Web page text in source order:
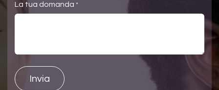
La tua domanda *
Invia